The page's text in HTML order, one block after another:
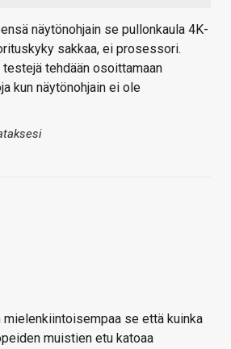
näytönohjain se pullonkaula 4K-
sakkaa, ei prosessori.
tehdään osoittamaan
kun näytönohjain ei ole
se että kuinka
muistien etu katoaa